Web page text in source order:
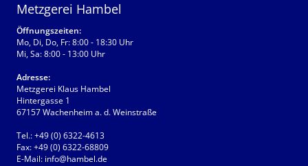
Metzgerei Hambel
Öffnungszeiten:
Mo, Di, Do, Fr: 8:00 - 18:30 Uhr
Mi, Sa: 8:00 - 13:00 Uhr
Adresse:
Metzgerei Klaus Hambel
Hintergasse 1
67157 Wachenheim a. d. Weinstraße
Tel.:+49 (0) 6322-4613
Fax:+49 (0) 6322-68809
E-Mail: info@hambel.de